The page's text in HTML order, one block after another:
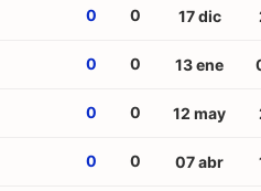
0 0 17 dic
0 0 13 ene
0 0 12 may
0 0 07 abr